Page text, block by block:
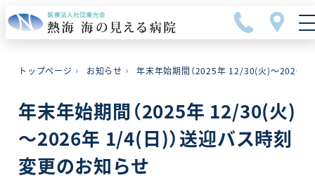
メ
イ
トップページ お知らせ 年末年始期間（2025年 12/30(火)～2026年
年末年始期間（2025年 12/30(火)
～2026年 1/4(日)）送迎バス時刻
変更のお知らせ